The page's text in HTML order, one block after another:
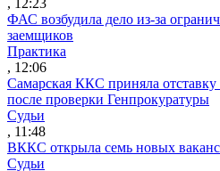
ФАС возбудила дело из-за
заемщиков
Практика
, 12:06
Самарская ККС приняла
после проверки Генпрокуратуры
Судьи
, 11:48
ВККС открыла семь новых
Судьи